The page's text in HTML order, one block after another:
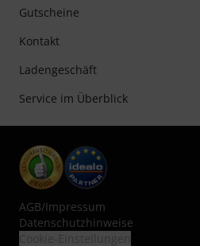
Gutscheine
Kontakt
Ladengeschäft
Service im Überblick
AGB/Impressum
Datenschutzhinweise